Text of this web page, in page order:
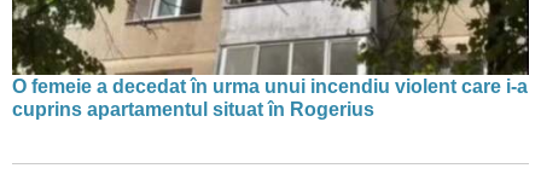
O femeie a decedat în urma unui incendiu violent care i-a
cuprins apartamentul situat în Rogerius